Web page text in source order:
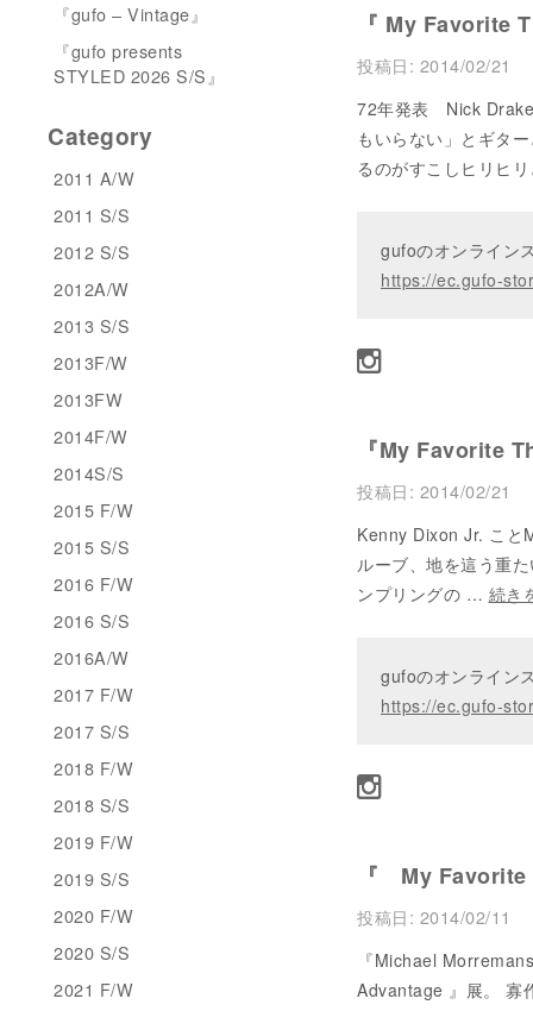
『 My Favorite
投稿日: 2014/02/21
72年発表 Nick Drake
もいらない」とギタ
るのがすこしヒリヒ
gufoのオンライン
https://ec.gufo-
『My Favorite
投稿日: 2014/02/21
Kenny Dixon Jr. こ
ルーブ、地を這う重
ンプリングの … 続き
gufoのオンライン
https://ec.gufo-
『 My
投稿日: 2014/02/11
『Michael
Advantage 』展。 寡
『gufo – Vintage』
『gufo presents
STYLED 2026 S/S』
Category
2011 A/W
2011 S/S
2012 S/S
2012A/W
2013 S/S
2013F/W
2013FW
2014F/W
2014S/S
2015 F/W
2015 S/S
2016 F/W
2016 S/S
2016A/W
2017 F/W
2017 S/S
2018 F/W
2018 S/S
2019 F/W
2019 S/S
2020 F/W
2020 S/S
2021 F/W